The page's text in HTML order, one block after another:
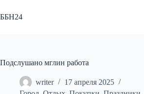
к
сути
ББН24
Подслушано мглин работа
writer
17 апреля 2025